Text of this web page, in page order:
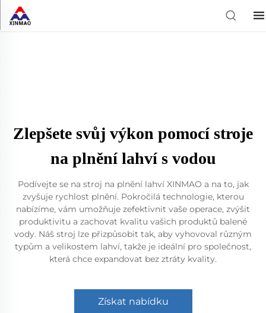
Zlepšete svůj výkon pomocí stroje
na plnění lahví s vodou
Podívejte se na stroj na plnění lahví XINMAO a na to, jak
zvyšuje rychlost plnění. Pokročilá technologie, kterou
nabízíme, vám umožňuje zefektivnit vaše operace, zvýšit
produktivitu a zachovat kvalitu vašich produktů balené
vody. Náš stroj lze přizpůsobit tak, aby vyhovoval různým
typům a velikostem lahví, takže je ideální pro společnost,
která chce expandovat bez ztráty kvality.
Získat nabídku